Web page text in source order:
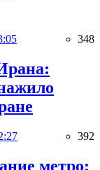
348
392
метро: